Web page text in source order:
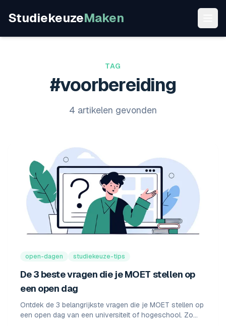
StudiekeuzeMaken
TAG
#voorbereiding
4 artikelen gevonden
open-dagen studiekeuze-tips
De 3 beste vragen die je MOET stellen op
een open dag
Ontdek de 3 belangrijkste vragen die je MOET stellen op
een open dag van een universiteit of hogeschool. Zo